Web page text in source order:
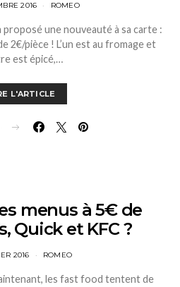
2016 ROMEO
proposé une nouveauté à sa carte :
2€/pièce ! L’un est au fromage et
est épicé,…
L'ARTICLE
menus à 5€ de
Quick et KFC ?
2016 ROMEO
les fast food tentent de